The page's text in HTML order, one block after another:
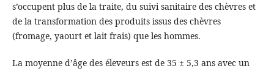
s’occupent plus de la traite, du suivi sanitaire des chèvres et
de la transformation des produits issus des chèvres
(fromage, yaourt et lait frais) que les hommes.
La moyenne d’âge des éleveurs est de 35 ± 5,3 ans avec un